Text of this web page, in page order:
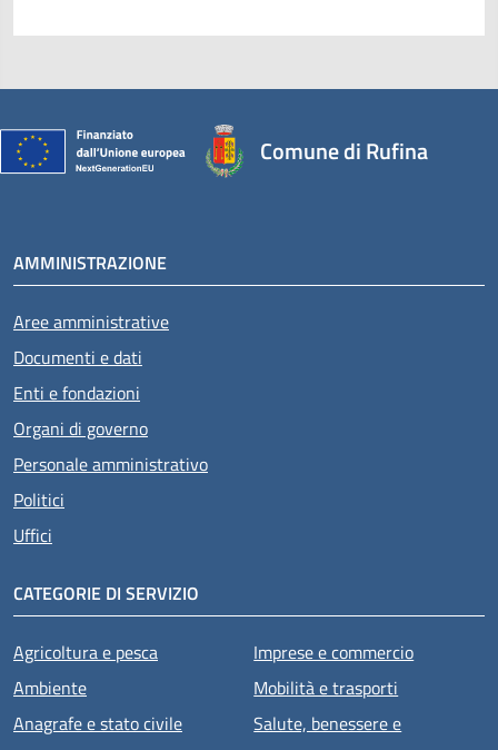
Comune di Rufina
AMMINISTRAZIONE
Aree amministrative
Documenti e dati
Enti e fondazioni
Organi di governo
Personale amministrativo
Politici
Uffici
CATEGORIE DI SERVIZIO
Agricoltura e pesca
Ambiente
Anagrafe e stato civile
Imprese e commercio
Mobilità e trasporti
Salute, benessere e